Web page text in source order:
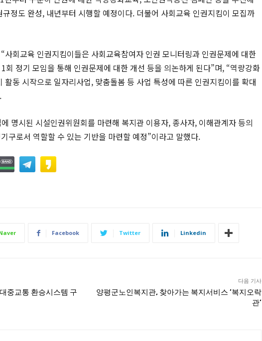
정도 완성, 내년부터 시행할 예정이다. 더불어 사회교육 인권지킴이 모집까
사회교육 인권지킴이들은 사회교육참여자 인권 모니터링과 인권문제에 대한
회 정기 모임을 통해 인권문제에 대한 개선 등을 의논하게 된다”며, “역량강화
활동 시작으로 일자리사업, 맞춤돌봄 등 사업 특성에 따른 인권지킴이를 확대
명시된 시설인권위원회를 마련해 복지관 이용자, 종사자, 이해관계자 등의
구로서 역할할 수 있는 기반을 마련할 예정”이라고 말했다.
Facebook Twitter Linkedin
중교통 환승시스템 구
다음 기사
양평군노인복지관, 찾아가는 복지서비스 ‘복지오락
관’